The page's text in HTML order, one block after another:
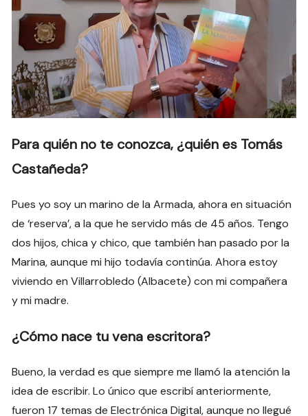
Para quién no te conozca, ¿quién es Tomás
Castañeda?
Pues yo soy un marino de la Armada, ahora en situación
de ‘reserva’, a la que he servido más de 45 años. Tengo
dos hijos, chica y chico, que también han pasado por la
Marina, aunque mi hijo todavía continúa. Ahora estoy
viviendo en Villarrobledo (Albacete) con mi compañera
y mi madre.
¿Cómo nace tu vena escritora?
Bueno, la verdad es que siempre me llamó la atención la
idea de escribir. Lo único que escribí anteriormente,
fueron 17 temas de Electrónica Digital, aunque no llegué